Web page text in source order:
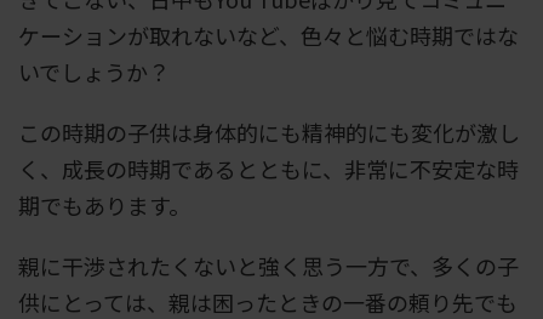
ケーションが取れないなど、色々と悩む時期ではな
いでしょうか？
この時期の子供は身体的にも精神的にも変化が激し
く、成長の時期であるとともに、非常に不安定な時
期でもあります。
親に干渉されたくないと強く思う一方で、多くの子
供にとっては、親は困ったときの一番の頼り先でも